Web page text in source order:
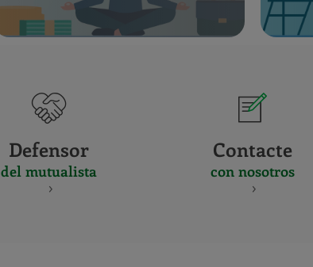
Defensor
del mutualista
Contacte
con nosotros